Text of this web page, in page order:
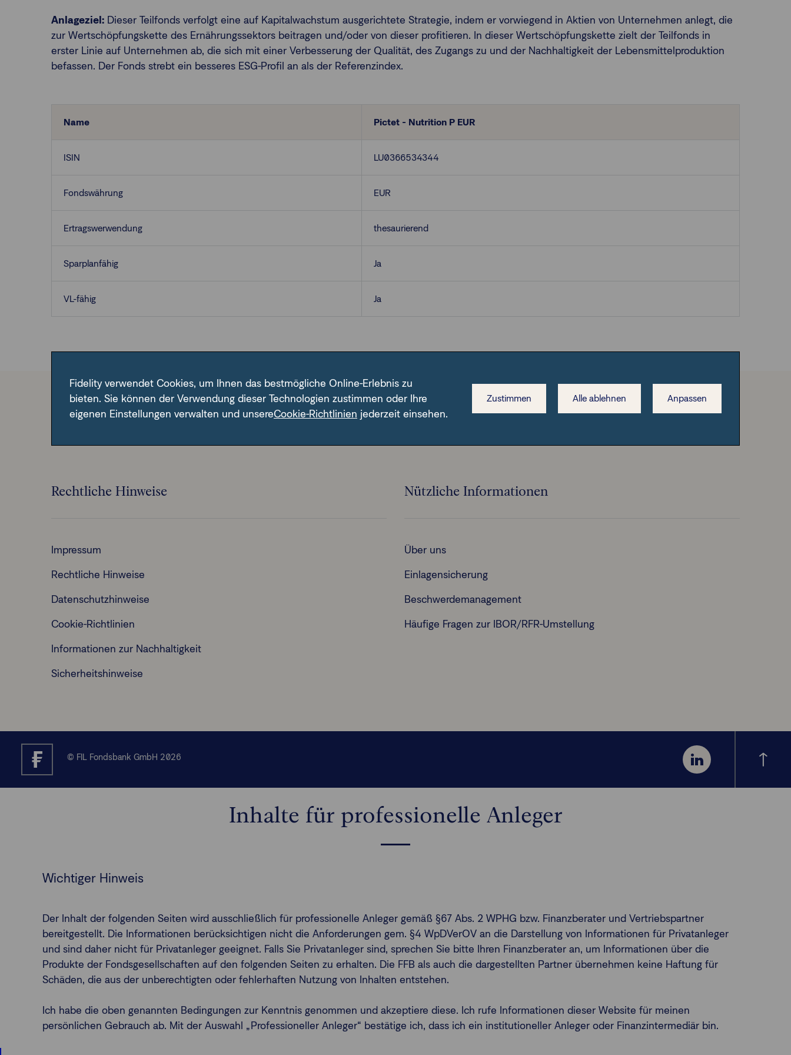
Anlageziel: Dieser Teilfonds verfolgt eine auf Kapitalwachstum ausgerichtete Strategie, indem er vorwiegend in Aktien von Unternehmen anlegt, die
zur Wertschöpfungskette des Ernährungssektors beitragen und/oder von dieser profitieren. In dieser Wertschöpfungskette zielt der Teilfonds in
erster Linie auf Unternehmen ab, die sich mit einer Verbesserung der Qualität, des Zugangs zu und der Nachhaltigkeit der Lebensmittelproduktion
befassen. Der Fonds strebt ein besseres ESG-Profil an als der Referenzindex.
Name Pictet - Nutrition P EUR
ISIN LU0366534344
Fondswährung EUR
Ertragswerwendung thesaurierend
Sparplanfähig Ja
VL-fähig Ja
Im Fondsfinder der FFB unter der angegebenen ISIN.
Rechtliche Hinweise
Impressum
Rechtliche Hinweise
Datenschutzhinweise
Cookie-Richtlinien
Informationen zur Nachhaltigkeit
Sicherheitshinweise
Nützliche Informationen
Über uns
Einlagensicherung
Beschwerdemanagement
Häufige Fragen zur IBOR/RFR-Umstellung
© FIL Fondsbank GmbH 2026
Inhalte für professionelle Anleger
Wichtiger Hinweis
Der Inhalt der folgenden Seiten wird ausschließlich für professionelle Anleger gemäß §67 Abs. 2 WPHG bzw. Finanzberater und Vertriebspartner
bereitgestellt. Die Informationen berücksichtigen nicht die Anforderungen gem. §4 WpDVerOV an die Darstellung von Informationen für Privatanleger
und sind daher nicht für Privatanleger geeignet. Falls Sie Privatanleger sind, sprechen Sie bitte Ihren Finanzberater an, um Informationen über die
Produkte der Fondsgesellschaften auf den folgenden Seiten zu erhalten. Die FFB als auch die dargestellten Partner übernehmen keine Haftung für
Schäden, die aus der unberechtigten oder fehlerhaften Nutzung von Inhalten entstehen.
Ich habe die oben genannten Bedingungen zur Kenntnis genommen und akzeptiere diese. Ich rufe Informationen dieser Website für meinen
persönlichen Gebrauch ab. Mit der Auswahl „Professioneller Anleger“ bestätige ich, dass ich ein institutioneller Anleger oder Finanzintermediär bin.
Fidelity verwendet Cookies, um Ihnen das bestmögliche Online-Erlebnis zu
bieten. Sie können der Verwendung dieser Technologien zustimmen oder Ihre
eigenen Einstellungen verwalten und unsereCookie-Richtlinien jederzeit einsehen.
Zustimmen Alle ablehnen Anpassen